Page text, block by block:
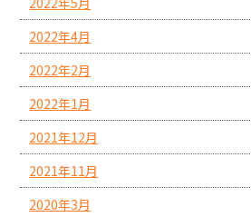
2022年4月
2022年2月
2022年1月
2021年12月
2021年11月
2020年3月